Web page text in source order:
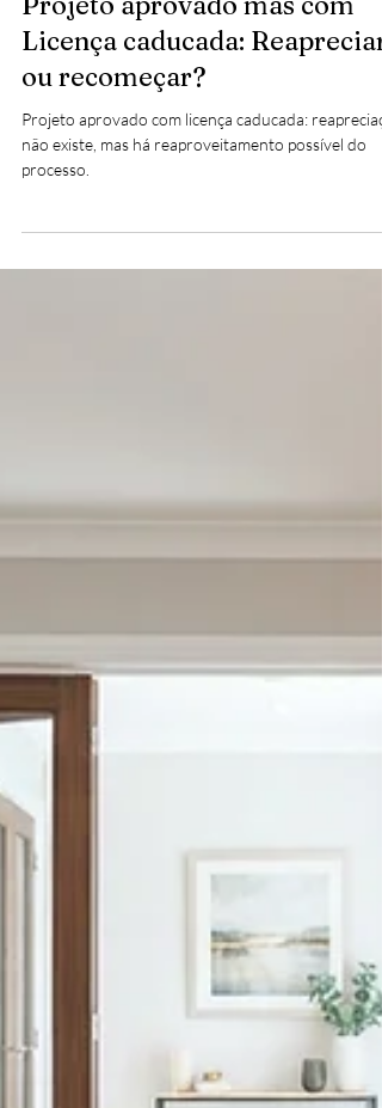
Projeto de arquitetura
Projeto aprovado mas com
Licença caducada: Reapreciar
ou recomeçar?
Projeto aprovado com licença caducada: